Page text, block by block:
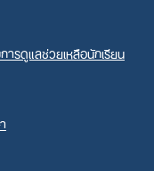
ารดูแลช่วยเหลือนักเรียน